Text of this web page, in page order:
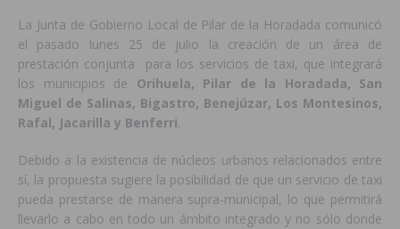
La Junta de Gobierno Local de Pilar de la Horadada comunicó
el pasado lunes 25 de julio la creación de un área de
prestación conjunta para los servicios de taxi, que integrará
los municipios de Orihuela, Pilar de la Horadada, San
Miguel de Salinas, Bigastro, Benejúzar, Los Montesinos,
Rafal, Jacarilla y Benferri.
Debido a la existencia de núcleos urbanos relacionados entre
sí, la propuesta sugiere la posibilidad de que un servicio de taxi
pueda prestarse de manera supra-municipal, lo que permitirá
llevarlo a cabo en todo un ámbito integrado y no sólo donde